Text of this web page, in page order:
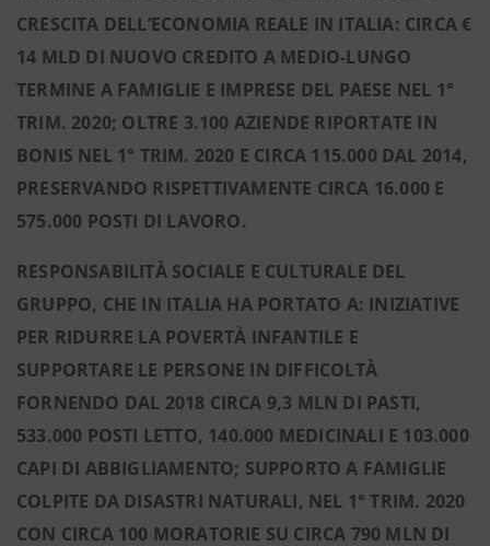
CRESCITA DELL’ECONOMIA REALE IN ITALIA: CIRCA €
14 MLD DI NUOVO CREDITO A MEDIO-LUNGO
TERMINE A FAMIGLIE E IMPRESE DEL PAESE NEL 1°
TRIM. 2020; OLTRE 3.100 AZIENDE RIPORTATE IN
BONIS NEL 1° TRIM. 2020 E CIRCA 115.000 DAL 2014,
PRESERVANDO RISPETTIVAMENTE CIRCA 16.000 E
575.000 POSTI DI LAVORO.
RESPONSABILITÀ SOCIALE E CULTURALE DEL
GRUPPO, CHE IN ITALIA HA PORTATO A: INIZIATIVE
PER RIDURRE LA POVERTÀ INFANTILE E
SUPPORTARE LE PERSONE IN DIFFICOLTÀ
FORNENDO DAL 2018 CIRCA 9,3 MLN DI PASTI,
533.000 POSTI LETTO, 140.000 MEDICINALI E 103.000
CAPI DI ABBIGLIAMENTO; SUPPORTO A FAMIGLIE
COLPITE DA DISASTRI NATURALI, NEL 1° TRIM. 2020
CON CIRCA 100 MORATORIE SU CIRCA 790 MLN DI